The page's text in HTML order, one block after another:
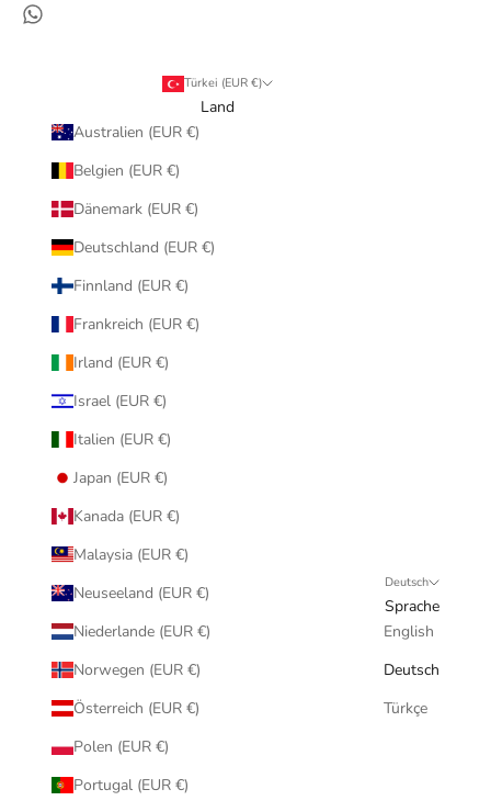
Türkei (EUR €)
Land
Australien (EUR €)
Belgien (EUR €)
Dänemark (EUR €)
Deutschland (EUR €)
Finnland (EUR €)
Frankreich (EUR €)
Irland (EUR €)
Israel (EUR €)
Italien (EUR €)
Japan (EUR €)
Kanada (EUR €)
Malaysia (EUR €)
Neuseeland (EUR €)
Niederlande (EUR €)
Norwegen (EUR €)
Österreich (EUR €)
Polen (EUR €)
Portugal (EUR €)
Deutsch
Sprache
English
Deutsch
Türkçe